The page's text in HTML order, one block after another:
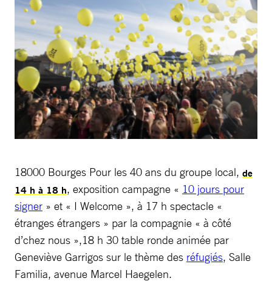
18000 Bourges Pour les 40 ans du groupe local, de
14 h à 18 h, exposition campagne « 10 jours pour
signer » et « I Welcome », à 17 h spectacle «
étranges étrangers » par la compagnie « à côté
d’chez nous »,18 h 30 table ronde animée par
Geneviève Garrigos sur le thème des réfugiés, Salle
Familia, avenue Marcel Haegelen.